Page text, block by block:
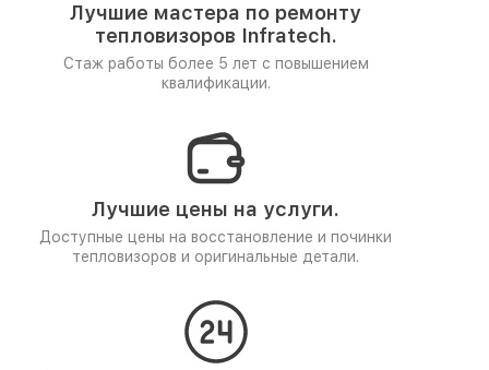
Лучшие мастера по ремонту
тепловизоров Infratech.
Стаж работы более 5 лет с повышением
квалификации.
Лучшие цены на услуги.
Доступные цены на восстановление и починки
тепловизоров и оригинальные детали.